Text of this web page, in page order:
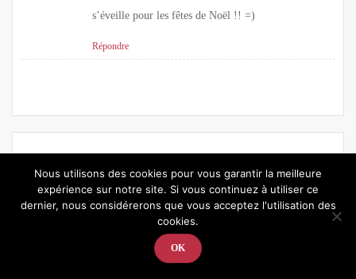
s’éveille pour les fêtes de Noël !! =)
Répondre
Laisser un commentaire
Nous utilisons des cookies pour vous garantir la meilleure
expérience sur notre site. Si vous continuez à utiliser ce
dernier, nous considérerons que vous acceptez l'utilisation des
cookies.
OK